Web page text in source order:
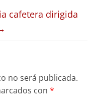
cafetera dirigida
no será publicada.
con*